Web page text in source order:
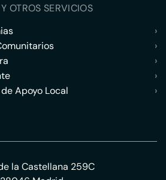
OTROS SERVICIOS
›
›
›
›
Apoyo Local
›
la Castellana 259C